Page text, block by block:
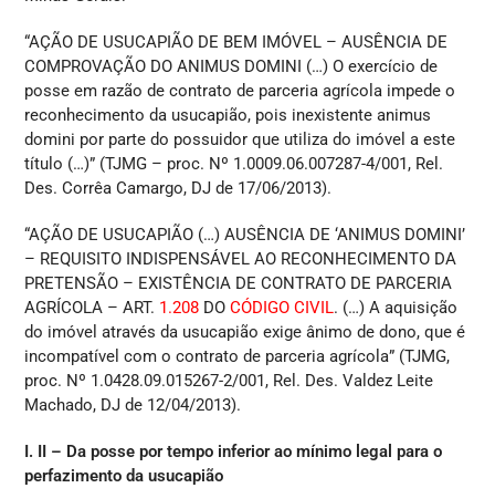
“AÇÃO DE USUCAPIÃO DE BEM IMÓVEL – AUSÊNCIA DE
COMPROVAÇÃO DO ANIMUS DOMINI (…) O exercício de
posse em razão de contrato de parceria agrícola impede o
reconhecimento da usucapião, pois inexistente animus
domini por parte do possuidor que utiliza do imóvel a este
título (…)” (TJMG – proc. Nº 1.0009.06.007287-4/001, Rel.
Des. Corrêa Camargo, DJ de 17/06/2013).
“AÇÃO DE USUCAPIÃO (…) AUSÊNCIA DE ‘ANIMUS DOMINI’
– REQUISITO INDISPENSÁVEL AO RECONHECIMENTO DA
PRETENSÃO – EXISTÊNCIA DE CONTRATO DE PARCERIA
AGRÍCOLA – ART. 1.208 DOCÓDIGO CIVIL. (…) A aquisição
do imóvel através da usucapião exige ânimo de dono, que é
incompatível com o contrato de parceria agrícola” (TJMG,
proc. Nº 1.0428.09.015267-2/001, Rel. Des. Valdez Leite
Machado, DJ de 12/04/2013).
I. II – Da posse por tempo inferior ao mínimo legal para o
perfazimento da usucapião